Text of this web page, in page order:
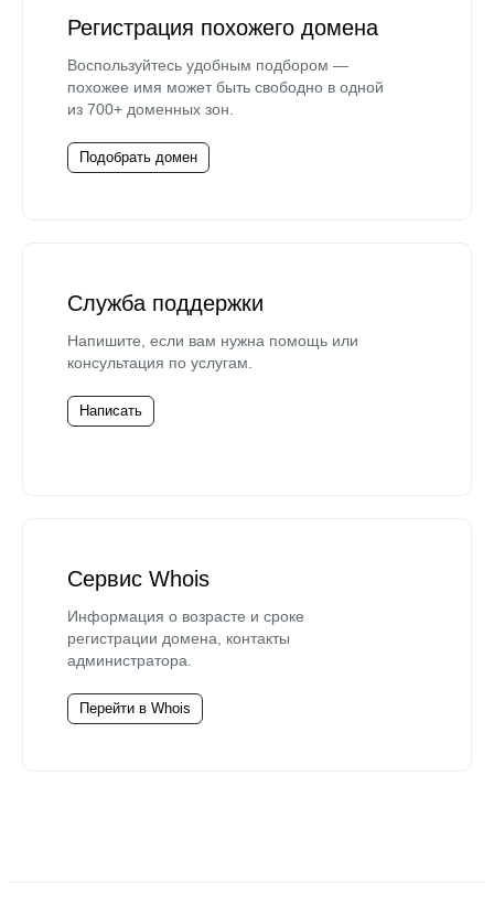
Регистрация похожего домена
Воспользуйтесь удобным подбором —
похожее имя может быть свободно в одной
из 700+ доменных зон.
Подобрать домен
Служба поддержки
Напишите, если вам нужна помощь или
консультация по услугам.
Написать
Сервис Whois
Информация о возрасте и сроке
регистрации домена, контакты
администратора.
Перейти в Whois